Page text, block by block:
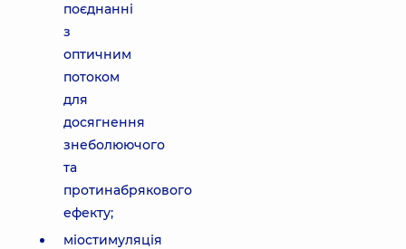
поєднанні
з
оптичним
потоком
для
досягнення
знеболюючого
та
протинабрякового
ефекту;
міостимуляція